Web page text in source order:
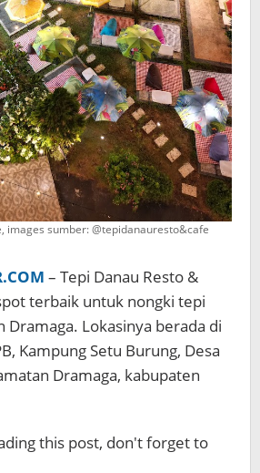
images sumber: @tepidanauresto&cafe
– Tepi Danau Resto &
terbaik untuk nongki tepi
Dramaga. Lokasinya berada di
Kampung Setu Burung, Desa
Dramaga, kabupaten
this post, don't forget to